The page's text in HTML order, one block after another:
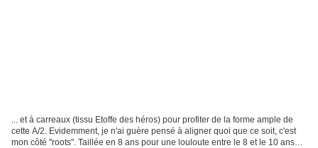
... et à carreaux (tissu Etoffe des héros) pour profiter de la forme ample de
cette A/2. Evidemment, je n'ai guère pensé à aligner quoi que ce soit, c'est
mon côté "roots". Taillée en 8 ans pour une louloute entre le 8 et le 10 ans